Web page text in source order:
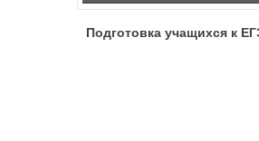
Подготовка учащихся к